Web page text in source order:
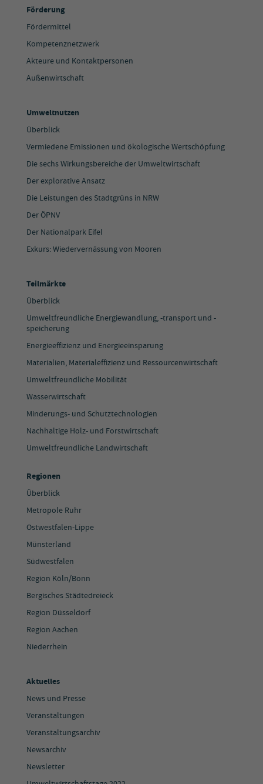
Förderung
Fördermittel
Kompetenznetzwerk
Akteure und Kontaktpersonen
Außenwirtschaft
Umweltnutzen
Überblick
Vermiedene Emissionen und ökologische Wertschöpfung
Die sechs Wirkungsbereiche der Umweltwirtschaft
Der explorative Ansatz
Die Leistungen des Stadtgrüns in NRW
Der ÖPNV
Der Nationalpark Eifel
Exkurs: Wiedervernässung von Mooren
Teilmärkte
Überblick
Umweltfreundliche Energiewandlung, -transport und -
speicherung
Energieeffizienz und Energieeinsparung
Materialien, Materialeffizienz und Ressourcenwirtschaft
Umweltfreundliche Mobilität
Wasserwirtschaft
Minderungs- und Schutztechnologien
Nachhaltige Holz- und Forstwirtschaft
Umweltfreundliche Landwirtschaft
Regionen
Überblick
Metropole Ruhr
Ostwestfalen-Lippe
Münsterland
Südwestfalen
Region Köln/Bonn
Bergisches Städtedreieck
Region Düsseldorf
Region Aachen
Niederrhein
Aktuelles
News und Presse
Veranstaltungen
Veranstaltungsarchiv
Newsarchiv
Newsletter